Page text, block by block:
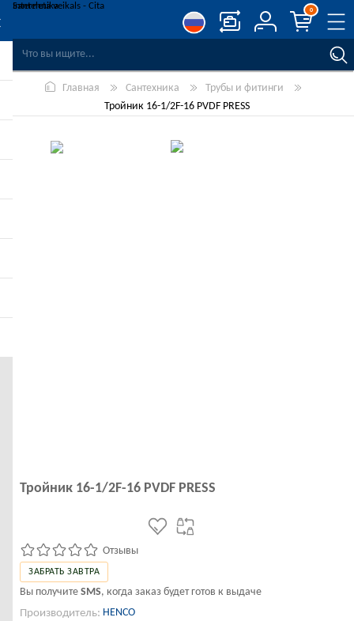
СПИСОК ПОЖЕЛАНИЙ
РЕГИСТРАЦИЯ
ВОЙТИ
0
Главная Сантехника
Трубы и фитинги
Тройник 16-1/2F-16 PVDF PRESS
Тройник 16-1/2F-16 PVDF PRESS
Отзывы
ЗАБРАТЬ ЗАВТРА
Вы получите SMS, когда заказ будет готов к выдаче
Производитель: HENCO